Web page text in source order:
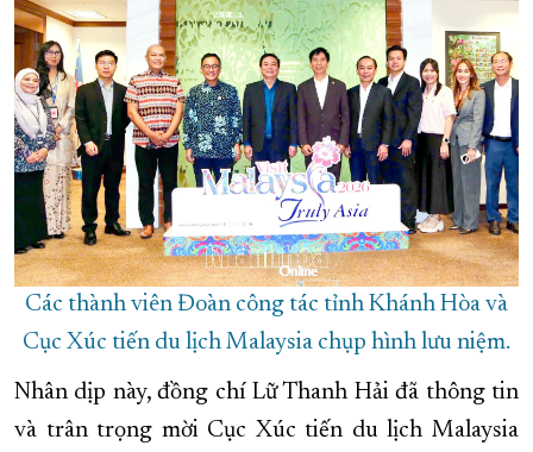
Các thành viên Đoàn công tác tỉnh Khánh Hòa và
Cục Xúc tiến du lịch Malaysia chụp hình lưu niệm.
Nhân dịp này, đồng chí Lữ Thanh Hải đã thông tin
và trân trọng mời Cục Xúc tiến du lịch Malaysia